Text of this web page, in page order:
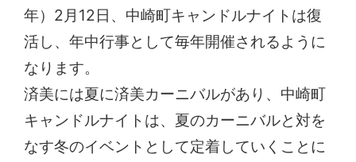
年）2月12日、中崎町キャンドルナイトは復
活し、年中行事として毎年開催されるように
なります。
済美には夏に済美カーニバルがあり、中崎町
キャンドルナイトは、夏のカーニバルと対を
なす冬のイベントとして定着していくことに